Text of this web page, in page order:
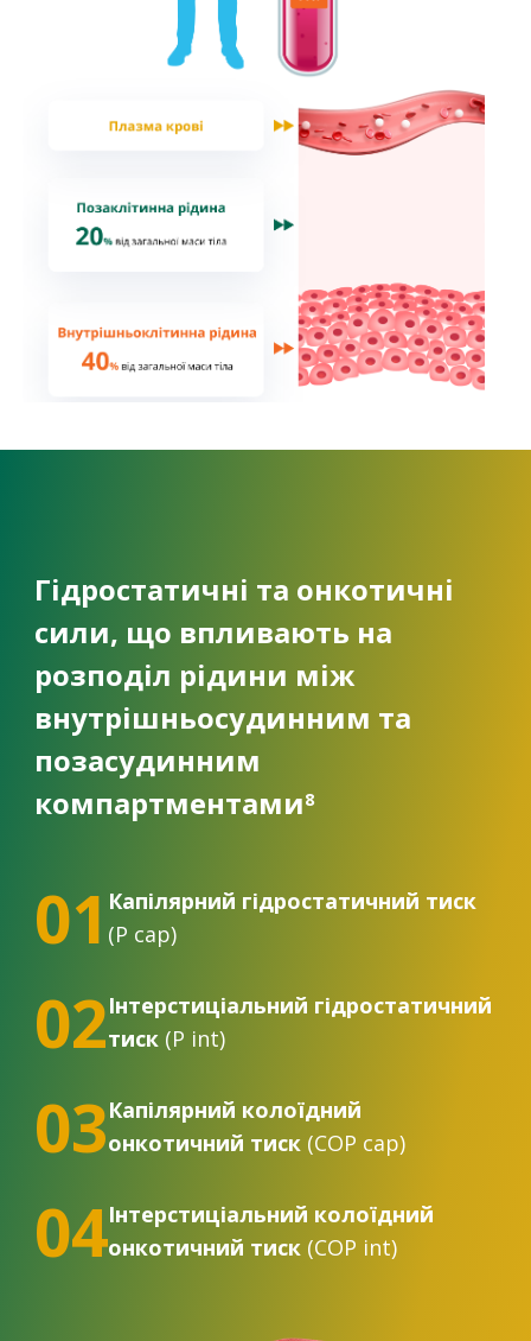
Гідростатичні та онкотичні
сили, що впливають на
розподіл рідини між
внутрішньосудинним та
позасудинним
компартментами8
01 Капілярний гідростатичний тиск
(P cap)
02Інтерстиціальний гідростатичний
тиск(P int)
03Капілярний колоїдний
онкотичний тиск(COP cap)
04Інтерстиціальний колоїдний
онкотичний тиск(COP int)